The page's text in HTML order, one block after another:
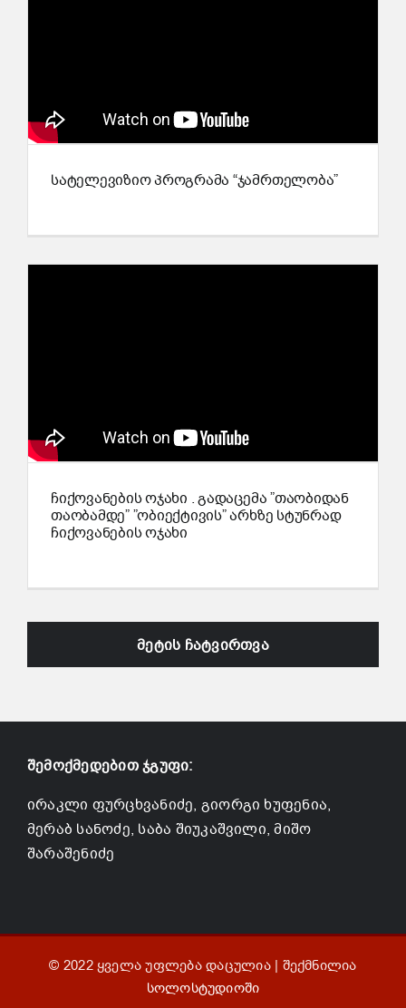
სატელევიზიო პროგრამა “ჯამრთელობა”
ჩიქოვანების ოჯახი . გადაცემა ”თაობიდან
თაობამდე” ”ობიექტივის” არხზე სტუნრად
ჩიქოვანების ოჯახი
ᲛᲔᲢᲘᲡ ᲩᲐᲢᲕᲘᲠᲗᲕᲐ
შემოქმედებით ჯგუფი:
ირაკლი ფურცხვანიძე, გიორგი ხუფენია,
მერაბ სანოძე, საბა შიუკაშვილი, მიშო
შარაშენიძე
© 2022 ყველა უფლება დაცულია | შექმნილია
სოლოსტუდიოში